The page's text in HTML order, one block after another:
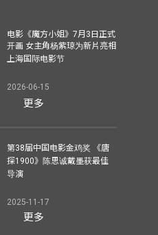
电影《魔方小姐》7月3日正式
开画 女主角杨紫琼为新片亮相
上海国际电影节
2026-06-15
更多
第38届中国电影金鸡奖 《唐
探1900》陈思诚戴墨获最佳
导演
2025-11-17
更多